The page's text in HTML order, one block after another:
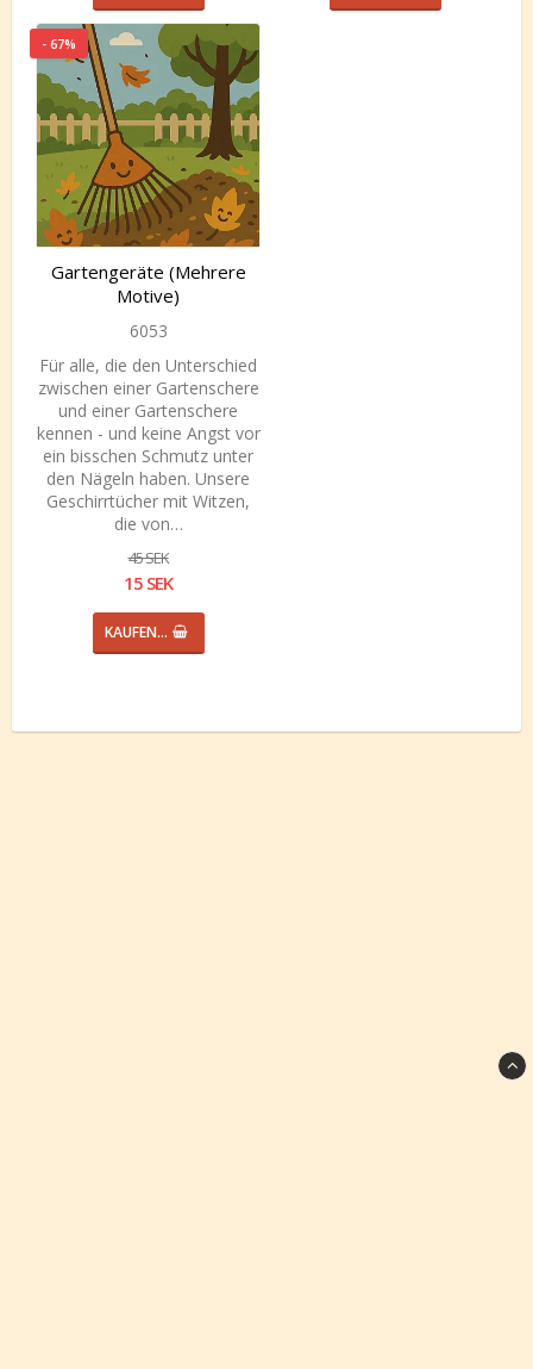
- 67%
Gartengeräte (Mehrere
Motive)
6053
Für alle, die den Unterschied
zwischen einer Gartenschere
und einer Gartenschere
kennen - und keine Angst vor
ein bisschen Schmutz unter
den Nägeln haben. Unsere
Geschirrtücher mit Witzen,
die von…
45 SEK
15 SEK
KAUFEN…